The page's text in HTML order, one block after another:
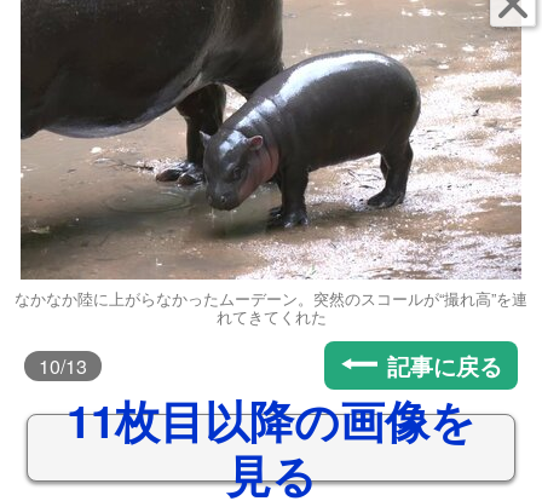
なかなか陸に上がらなかったムーデーン。突然のスコールが“撮れ高”を連
れてきてくれた
10/13 記事に戻る
11枚目以降の画像を
見る